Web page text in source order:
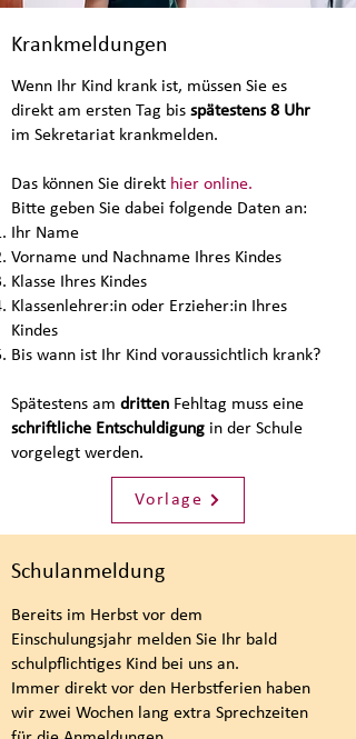
Krankmeldungen
Wenn Ihr Kind krank ist, müssen Sie es
direkt am ersten Tag bis spätestens 8 Uhr
im Sekretariat krankmelden.
Das können Sie direkt hier online.
Bitte geben Sie dabei folgende Daten an:
Ihr Name
Vorname und Nachname Ihres Kindes
Klasse Ihres Kindes
Klassenlehrer:in oder Erzieher:in Ihres
Kindes
Bis wann ist Ihr Kind voraussichtlich krank?
Spätestens am dritten Fehltag muss eine
schriftliche Entschuldigung in der Schule
vorgelegt werden.
Vorlage
Schulanmeldung
Bereits im Herbst vor dem
Einschulungsjahr melden Sie Ihr bald
schulpflichtiges Kind bei uns an.
Immer direkt vor den Herbstferien haben
wir zwei Wochen lang extra Sprechzeiten